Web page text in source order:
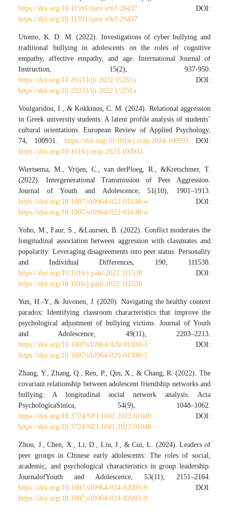
https://doi.org/10.11591/ijere.v9i3.20437 DOI:
https://doi.org/10.11591/ijere.v9i3.20437
Utomo, K. D. M. (2022). Investigations of cyber bullying and
traditional bullying in adolescents on the roles of cognitive
empathy, affective empathy, and age. International Journal of
Instruction, 15(2), 937-950.
https://doi.org/10.29333/iji.2022.15251a DOI:
https://doi.org/10.29333/iji.2022.15251a
Voulgaridou, I., & Kokkinos, C. M. (2024). Relational aggression
in Greek university students: A latent profile analysis of students’
cultural orientations. European Review of Applied Psychology,
74, 100931. https://doi.org/10.1016/j.erap.2024.100931 DOI:
https://doi.org/10.1016/j.erap.2023.100931
Wiertsema, M., Vrijen, C., van derPloeg, R., &Kretschmer, T.
(2022). Intergenerational Transmission of Peer Aggression.
Journal of Youth and Adolescence, 51(10), 1901–1913.
https://doi.org/10.1007/s10964-022-01638-w DOI:
https://doi.org/10.1007/s10964-022-01638-w
Yoho, M., Faur, S., &Laursen, B. (2022). Conflict moderates the
longitudinal association between aggression with classmates and
popularity: Leveraging disagreements into peer status. Personality
and Individual Differences, 190, 111538.
https://doi.org/10.1016/j.paid.2022.111538 DOI:
https://doi.org/10.1016/j.paid.2022.111538
Yun, H.-Y., & Juvonen, J. (2020). Navigating the healthy context
paradox: Identifying classroom characteristics that improve the
psychological adjustment of bullying victims. Journal of Youth
and Adolescence, 49(11), 2203–2213.
https://doi.org/10.1007/s10964-020-01300-3 DOI:
https://doi.org/10.1007/s10964-020-01300-3
Zhang, Y., Zhang, Q., Ren, P., Qin, X., & Chang, R. (2022). The
covariant relationship between adolescent friendship networks and
bullying: A longitudinal social network analysis. Acta
PsychologicaSinica, 54(9), 1048–1062.
https://doi.org/10.3724/SP.J.1041.2022.01048 DOI:
https://doi.org/10.3724/SP.J.1041.2022.01048
Zhou, J., Chen, X., Li, D., Liu, J., & Cui, L. (2024). Leaders of
peer groups in Chinese early adolescents: The roles of social,
academic, and psychological characteristics in group leadership.
JournalofYouth and Adolescence, 53(11), 2151–2164.
https://doi.org/10.1007/s10964-024-02003-9 DOI:
https://doi.org/10.1007/s10964-024-02003-9